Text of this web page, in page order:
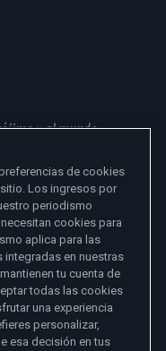
y al mundo
de cookies
Los ingresos por
periodismo
cookies para
aplica para las
en nuestras
tu cuenta de
todas las cookies
una experiencia
personalizar,
esa decisión en tus